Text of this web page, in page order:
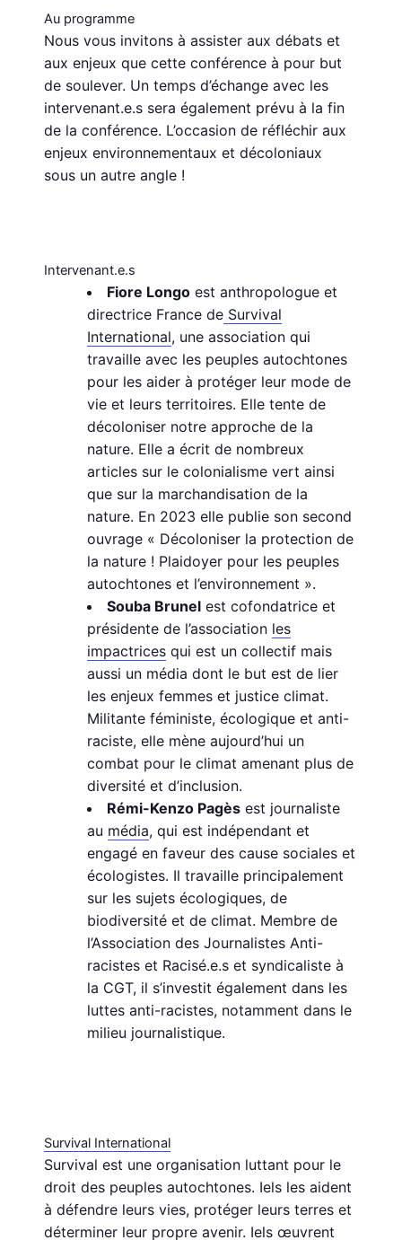
Au programme
Nous vous invitons à assister aux débats et
aux enjeux que cette conférence à pour but
de soulever. Un temps d’échange avec les
intervenant.e.s sera également prévu à la fin
de la conférence. L’occasion de réfléchir aux
enjeux environnementaux et décoloniaux
sous un autre angle !
Intervenant.e.s
Fiore Longo est anthropologue et
directrice France de Survival
International, une association qui
travaille avec les peuples autochtones
pour les aider à protéger leur mode de
vie et leurs territoires. Elle tente de
décoloniser notre approche de la
nature. Elle a écrit de nombreux
articles sur le colonialisme vert ainsi
que sur la marchandisation de la
nature. En 2023 elle publie son second
ouvrage « Décoloniser la protection de
la nature ! Plaidoyer pour les peuples
autochtones et l’environnement ».
Souba Brunel est cofondatrice et
présidente de l’association les
impactrices qui est un collectif mais
aussi un média dont le but est de lier
les enjeux femmes et justice climat.
Militante féministe, écologique et anti-
raciste, elle mène aujourd’hui un
combat pour le climat amenant plus de
diversité et d’inclusion.
Rémi-Kenzo Pagès est journaliste
au média, qui est indépendant et
engagé en faveur des cause sociales et
écologistes. Il travaille principalement
sur les sujets écologiques, de
biodiversité et de climat. Membre de
l’Association des Journalistes Anti-
racistes et Racisé.e.s et syndicaliste à
la CGT, il s’investit également dans les
luttes anti-racistes, notamment dans le
milieu journalistique.
Survival International
Survival est une organisation luttant pour le
droit des peuples autochtones. Iels les aident
à défendre leurs vies, protéger leurs terres et
déterminer leur propre avenir. Iels œuvrent